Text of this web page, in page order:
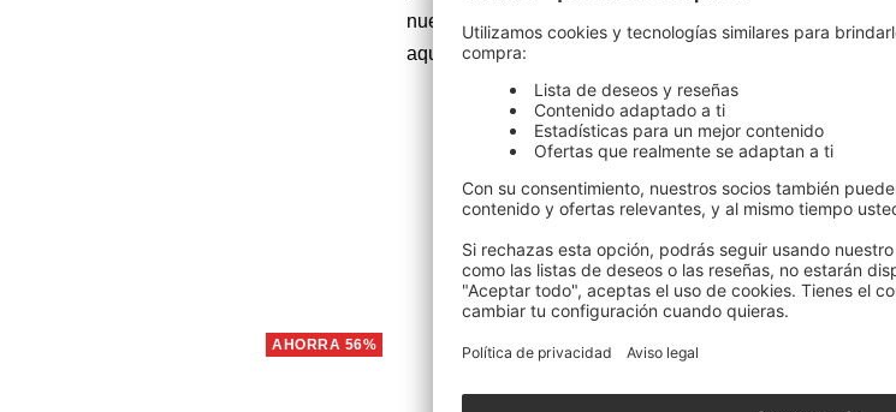
nuevo álbum de
MINISTRY »AmeriKKKant«
se lanzará
aquí: http://nblast.de/MinistryAmeriKKKant
Ministry
AHORRA 56%